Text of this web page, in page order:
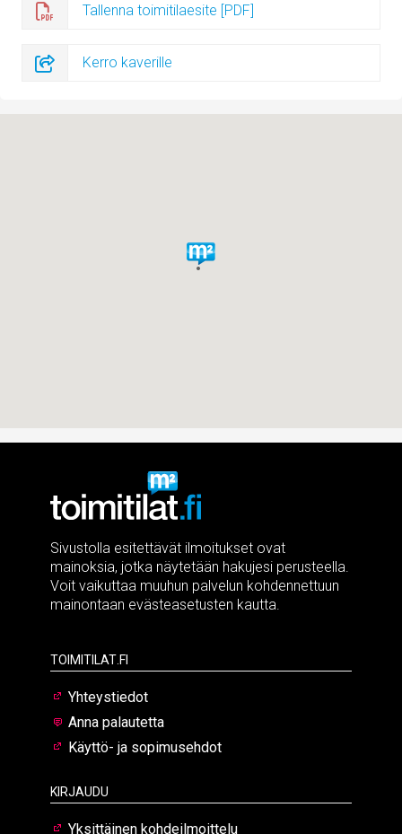
Tallenna toimitilaesite [PDF]
Kerro kaverille
Sivustolla esitettävät ilmoitukset ovat
mainoksia, jotka näytetään hakujesi perusteella.
Voit vaikuttaa muuhun palvelun kohdennettuun
mainontaan evästeasetusten kautta.
Toimitilat.fi
Yhteystiedot
Anna palautetta
Käyttö- ja sopimusehdot
Kirjaudu
Yksittäinen kohdeilmoittelu